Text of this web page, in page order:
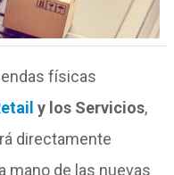
físicas
y los Servicios,
directamente
mano de las nuevas